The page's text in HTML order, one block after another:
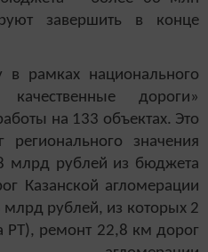
завершить в конце
рамках национального
дороги»
на 133 объектах. Это
значения
млрд рублей из бюджета
Казанской агломерации
рублей, из которых 2
ремонт 22,8 км дорог